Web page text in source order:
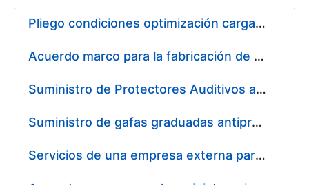
Mostrar/Ocultar Pliego condiciones optimización cargas compras firmado
Acuerdo marco para la fabricación de piezas
Suministro de Protectores Auditivos a medida para las personas trabajadoras de los Centros de Trabajo de Madrid y Burgos
Suministro de gafas graduadas antiproyecciones para los trabajadores de la FNMT-RCM en los centros de trabajo de Madrid y Burgos
Servicios de una empresa externa para el asesoramiento y resolución de los recursos de alzada que se presentan relacionados con procesos de selección para la FNMT-RCM